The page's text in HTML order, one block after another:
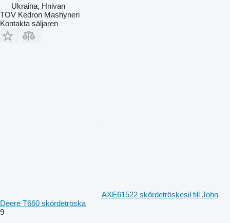
Ukraina, Hnivan
TOV Kedron Mashyneri
Kontakta säljaren
AXE61522 skördetröskesil till John
Deere T660 skördetröska
9